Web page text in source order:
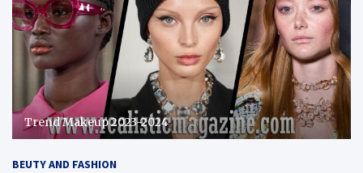
Trend Makeup 2023-2024
BEUTY AND FASHION